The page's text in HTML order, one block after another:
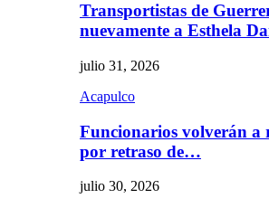
Transportistas de
nuevamente a Esthela
julio 31, 2026
Acapulco
Funcionarios volverán a
por retraso de…
julio 30, 2026